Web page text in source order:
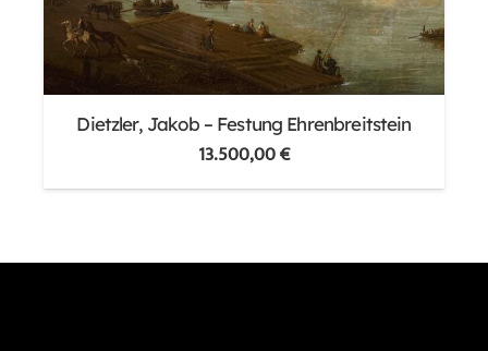
Dietzler, Jakob – Festung Ehrenbreitstein
13.500,00€